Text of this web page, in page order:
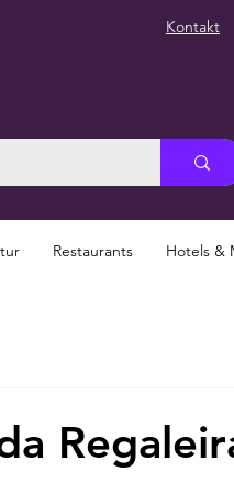
Kontakt
Restaurants Hotels &